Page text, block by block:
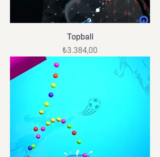
Topball
Fiyat
₺3.384,00